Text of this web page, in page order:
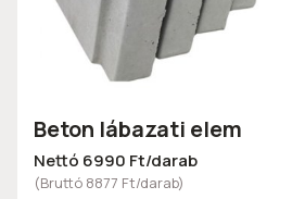
Beton lábazati elem
Nettó 6990 Ft/darab
(Bruttó 8877 Ft/darab)